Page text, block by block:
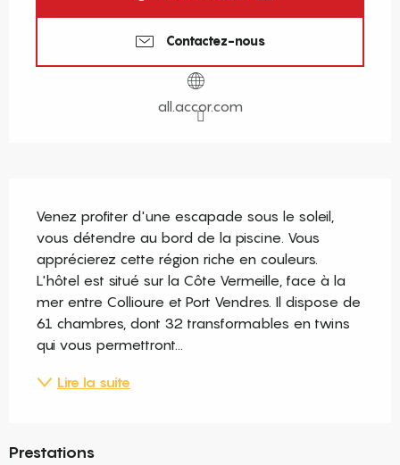
Contactez-nous
all.accor.com
Venez profiter d'une escapade sous le soleil,
vous détendre au bord de la piscine. Vous
apprécierez cette région riche en couleurs.
L'hôtel est situé sur la Côte Vermeille, face à la
mer entre Collioure et Port Vendres. Il dispose de
61 chambres, dont 32 transformables en twins
qui vous permettront...
Lire la suite
Prestations